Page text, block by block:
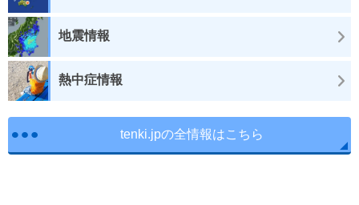
地震情報
熱中症情報
tenki.jpの全情報はこちら